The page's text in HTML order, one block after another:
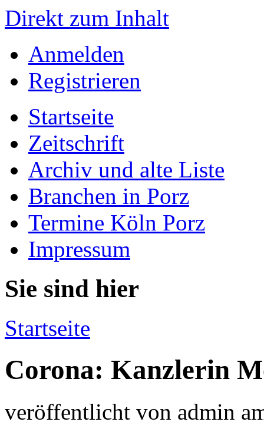
Direkt zum Inhalt
Anmelden
Registrieren
Startseite
Zeitschrift
Archiv und alte Liste
Branchen in Porz
Termine Köln Porz
Impressum
Sie sind hier
Startseite
Corona: Kanzlerin
veröffentlicht von admin